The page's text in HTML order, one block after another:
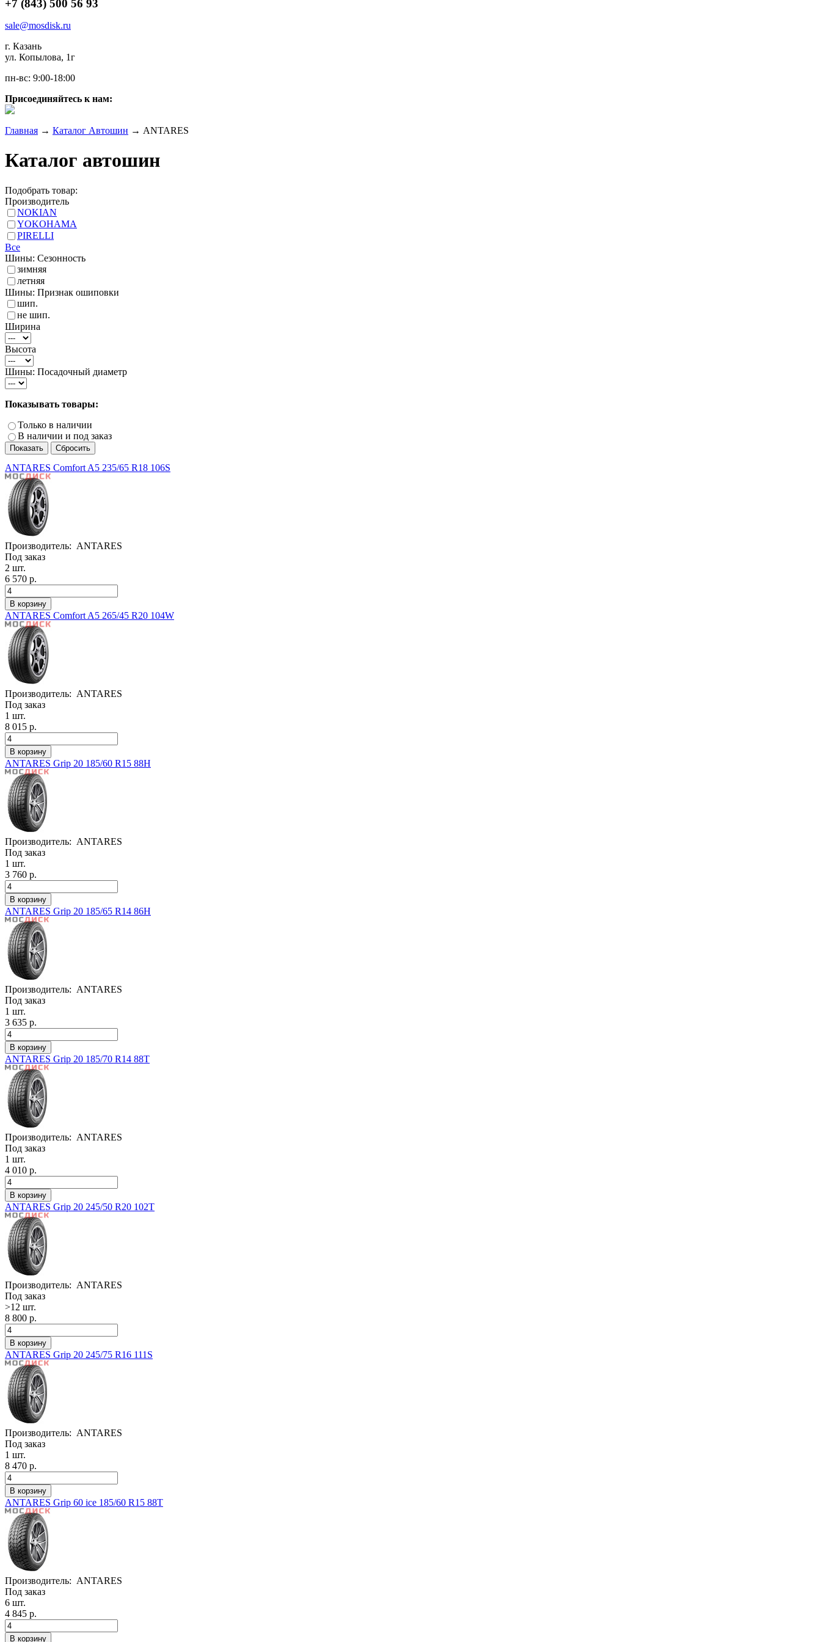
+7 (843) 500 56 93
sale@mosdisk.ru
г. Казань
ул. Копылова, 1г
пн-вс: 9:00-18:00
Присоединяйтесь к нам:
Главная → Каталог Автошин → ANTARES
Каталог автошин
Подобрать товар:
Производитель
NOKIAN
YOKOHAMA
PIRELLI
Все
Шины: Сезонность
зимняя
летняя
Шины: Признак ошиповки
шип.
не шип.
Ширина
Высота
Шины: Посадочный диаметр
Показывать товары:
Только в наличии
В наличии и под заказ
ANTARES Comfort A5 235/65 R18 106S
Производитель: ANTARES
Под заказ
2 шт.
6 570 р.
ANTARES Comfort A5 265/45 R20 104W
Производитель: ANTARES
Под заказ
1 шт.
8 015 р.
ANTARES Grip 20 185/60 R15 88H
Производитель: ANTARES
Под заказ
1 шт.
3 760 р.
ANTARES Grip 20 185/65 R14 86H
Производитель: ANTARES
Под заказ
1 шт.
3 635 р.
ANTARES Grip 20 185/70 R14 88T
Производитель: ANTARES
Под заказ
1 шт.
4 010 р.
ANTARES Grip 20 245/50 R20 102T
Производитель: ANTARES
Под заказ
>12 шт.
8 800 р.
ANTARES Grip 20 245/75 R16 111S
Производитель: ANTARES
Под заказ
1 шт.
8 470 р.
ANTARES Grip 60 ice 185/60 R15 88T
Производитель: ANTARES
Под заказ
6 шт.
4 845 р.